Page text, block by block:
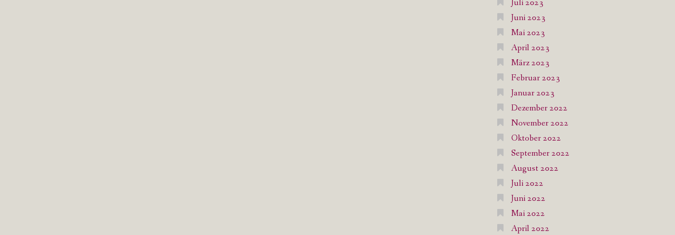
Juli 2023
Juni 2023
Mai 2023
April 2023
März 2023
Februar 2023
Januar 2023
Dezember 2022
November 2022
Oktober 2022
September 2022
August 2022
Juli 2022
Juni 2022
Mai 2022
April 2022